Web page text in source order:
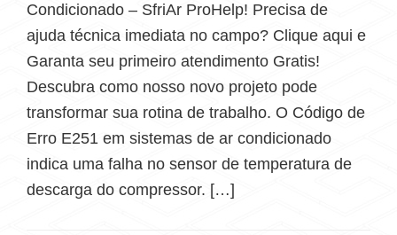
Condicionado – SfriAr ProHelp! Precisa de
ajuda técnica imediata no campo? Clique aqui e
Garanta seu primeiro atendimento Gratis!
Descubra como nosso novo projeto pode
transformar sua rotina de trabalho. O Código de
Erro E251 em sistemas de ar condicionado
indica uma falha no sensor de temperatura de
descarga do compressor. […]